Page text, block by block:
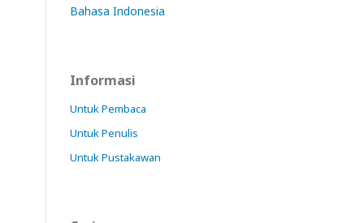
Bahasa Indonesia
Informasi
Untuk Pembaca
Untuk Penulis
Untuk Pustakawan